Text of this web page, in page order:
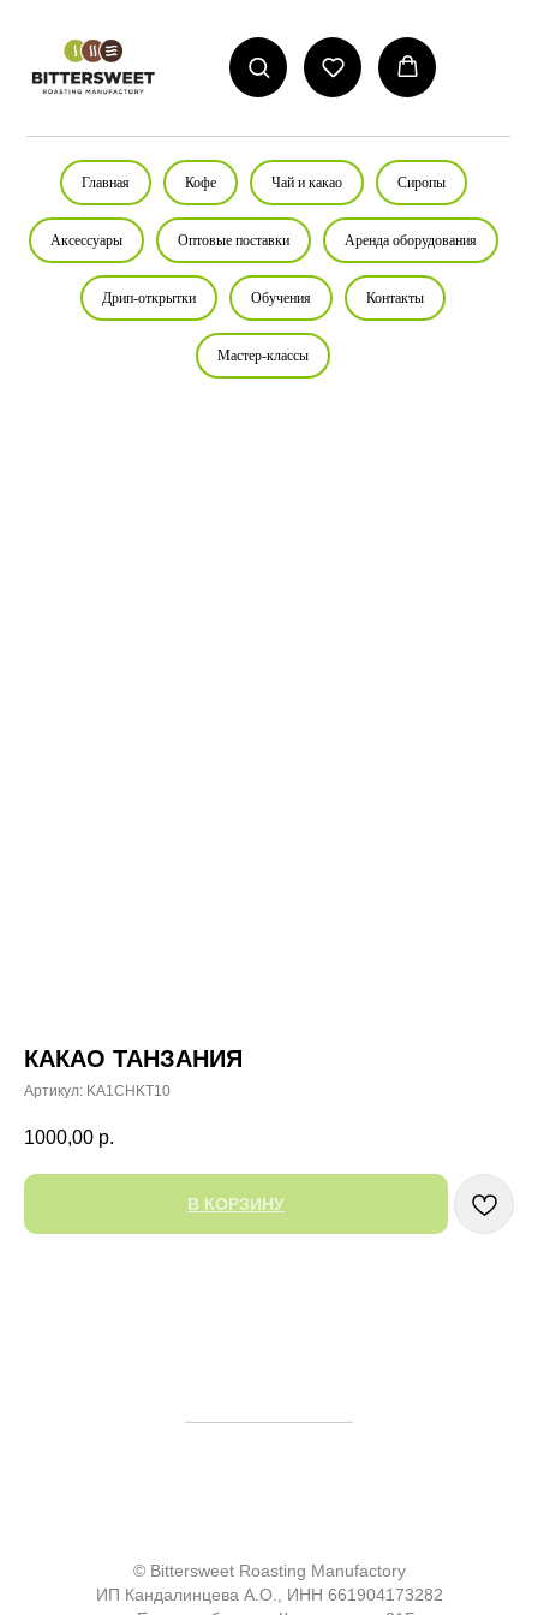
Главная Кофе Чай и какао Сиропы
Аксессуары Оптовые поставки Аренда оборудования
Дрип-открытки Обучения Контакты
Мастер-классы
КАКАО ТАНЗАНИЯ
Артикул: KA1CHKT10
1000,00 р.
В КОРЗИНУ
© Bittersweet Roasting Manufactory
ИП Кандалинцева А.О., ИНН 661904173282